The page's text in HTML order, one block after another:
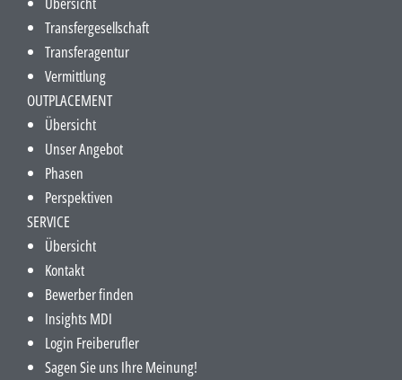
Transfergesellschaft
Transferagentur
Vermittlung
OUTPLACEMENT
Übersicht
Unser Angebot
Phasen
Perspektiven
SERVICE
Übersicht
Kontakt
Bewerber finden
Insights MDI
Login Freiberufler
Sagen Sie uns Ihre Meinung!